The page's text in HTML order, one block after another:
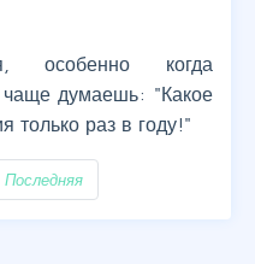
особенно когда
думаешь: "Какое
только раз в году!"
Последняя